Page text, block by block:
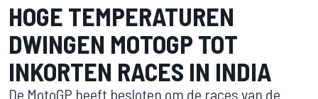
HOGE TEMPERATUREN
DWINGEN MOTOGP TOT
INKORTEN RACES IN INDIA
De MotoGP heeft besloten om de races van de